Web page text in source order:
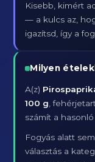
Kisebb, kimért
— a kulcs az,
igazítsd, így a
Milyen
A(z)
100 g ,
számít a
Fogyás alatt
választás a